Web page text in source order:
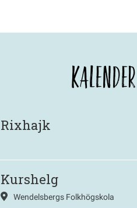
KALENDER
Rixhajk
Kurshelg
Wendelsbergs Folkhögskola